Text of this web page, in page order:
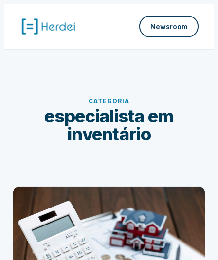
Newsroom
CATEGORIA
especialista em
inventário